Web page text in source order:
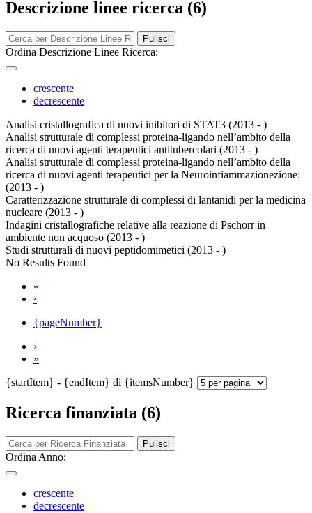
Descrizione linee ricerca (6)
Pulisci
Ordina Descrizione Linee Ricerca:
crescente
decrescente
Analisi cristallografica di nuovi inibitori di STAT3 (2013 - )
Analisi strutturale di complessi proteina-ligando nell’ambito della
ricerca di nuovi agenti terapeutici antitubercolari (2013 - )
Analisi strutturale di complessi proteina-ligando nell’ambito della
ricerca di nuovi agenti terapeutici per la Neuroinfiammazionezione:
(2013 - )
Caratterizzazione strutturale di complessi di lantanidi per la medicina
nucleare (2013 - )
Indagini cristallografiche relative alla reazione di Pschorr in
ambiente non acquoso (2013 - )
Studi strutturali di nuovi peptidomimetici (2013 - )
No Results Found
«
‹
{pageNumber}
›
»
{startItem} - {endItem} di {itemsNumber}
Ricerca finanziata (6)
Pulisci
Ordina Anno:
crescente
decrescente